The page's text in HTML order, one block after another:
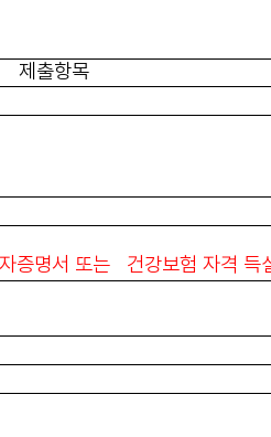
제출항목
증명서 또는 건강보험 자격 득